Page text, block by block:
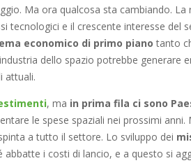
Ma ora qualcosa sta cambiando. La
tecnologici e il crescente interesse del
economico di primo piano tanto
dello spazio potrebbe generare
attuali.
, ma in prima fila ci sono
le spese spaziali nei prossimi
a tutto il settore. Lo sviluppo dei
i costi di lancio, e a questo si